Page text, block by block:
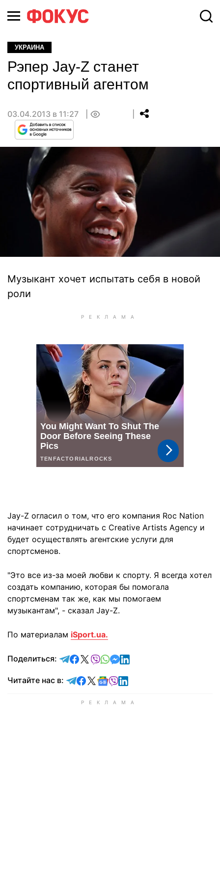
УКРАИНА
Рэпер Jay-Z станет
спортивный агентом
03.04.2013 в 11:27
Музыкант хочет испытать себя в новой
роли
Jay-Z огласил о том, что его компания Roc Nation
начинает сотрудничать с Creative Artists Agency и
будет осуществлять агентские услуги для
спортсменов.
"Это все из-за моей любви к спорту. Я всегда хотел
создать компанию, которая бы помогала
спортсменам так же, как мы помогаем
музыкантам", - сказал Jay-Z.
По материалам iSport.ua.
Поделиться: отправить в Telegram
поделиться в Facebook
поделиться в X
отправить в Viber
отправить в Whatsapp
отправить в Messenger
отправить в LinkedIn
Читайте нас в: Читайте в Telegram
Читайте в Facebook
Читайте в X
Читайте в Google news
Читайте в Viber
Читайте в LinkedIn